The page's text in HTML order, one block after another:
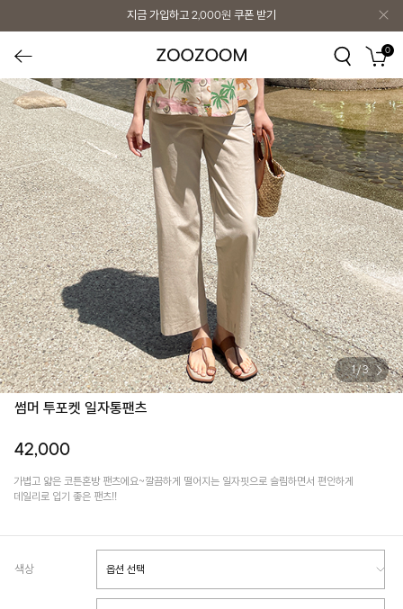
지금 가입하고 2,000원 쿠폰 받기
0
1/3
썸머 투포켓 일자통팬츠
42,000
가볍고 얇은 코튼혼방 팬츠에요~깔끔하게 떨어지는 일자핏으로 슬림하면서 편안하게
데일리로 입기 좋은 팬츠!!
색상